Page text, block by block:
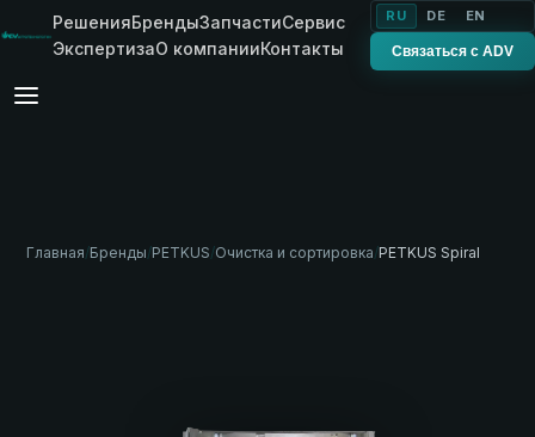
РешенияБрендыЗапчастиСервис
ЭкспертизаО компанииКонтакты
RU DE EN
Связаться с ADV
Главная/Бренды/PETKUS/Очистка и сортировка/PETKUS Spiral